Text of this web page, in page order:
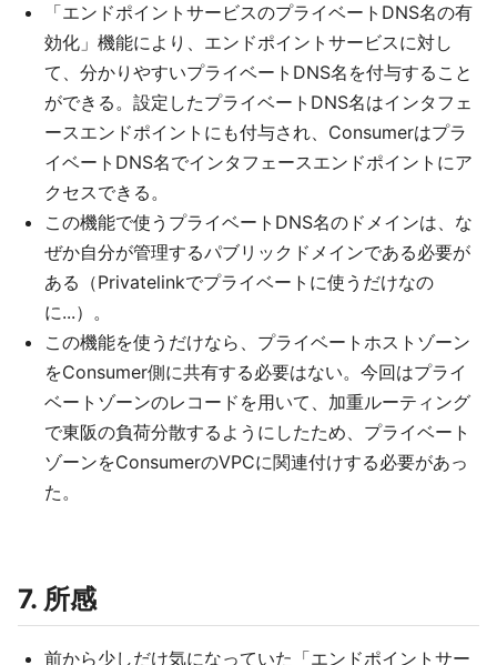
「エンドポイントサービスのプライベートDNS名の有
効化」機能により、エンドポイントサービスに対し
て、分かりやすいプライベートDNS名を付与すること
ができる。設定したプライベートDNS名はインタフェ
ースエンドポイントにも付与され、Consumerはプラ
イベートDNS名でインタフェースエンドポイントにア
クセスできる。
この機能で使うプライベートDNS名のドメインは、な
ぜか自分が管理するパブリックドメインである必要が
ある（Privatelinkでプライベートに使うだけなの
に...）。
この機能を使うだけなら、プライベートホストゾーン
をConsumer側に共有する必要はない。今回はプライ
ベートゾーンのレコードを用いて、加重ルーティング
で東阪の負荷分散するようにしたため、プライベート
ゾーンをConsumerのVPCに関連付けする必要があっ
た。
7. 所感
前から少しだけ気になっていた「エンドポイントサー